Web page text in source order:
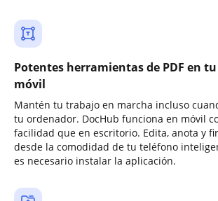
Potentes herramientas de PDF en
móvil
Mantén tu trabajo en marcha incluso
tu ordenador. DocHub funciona en móvil
facilidad que en escritorio. Edita, anota y
desde la comodidad de tu teléfono
es necesario instalar la aplicación.